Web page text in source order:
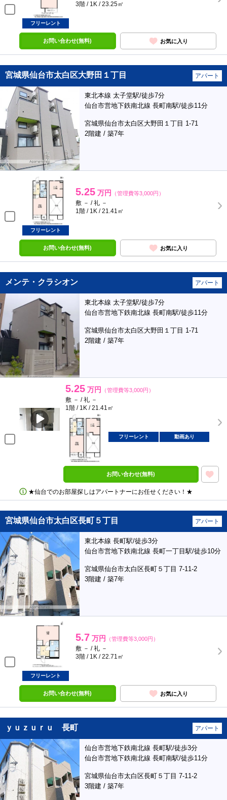
3階 / 1K / 23.25㎡
フリーレント
お問い合わせ(無料) お気に入り
宮城県仙台市太白区大野田１丁目 アパート
東北本線 太子堂駅/徒歩7分
仙台市営地下鉄南北線 長町南駅/徒歩11分
宮城県仙台市太白区大野田１丁目 1-71
2階建 / 築7年
5.25 万円 （管理費等3,000円）
敷 － / 礼 －
1階 / 1K / 21.41㎡
フリーレント
お問い合わせ(無料) お気に入り
メンテ・クラシオン アパート
東北本線 太子堂駅/徒歩7分
仙台市営地下鉄南北線 長町南駅/徒歩11分
宮城県仙台市太白区大野田１丁目 1-71
2階建 / 築7年
5.25 万円 （管理費等3,000円）
敷 － / 礼 －
1階 / 1K / 21.41㎡
フリーレント 動画あり
お問い合わせ(無料)
★仙台でのお部屋探しはアパートナーにお任せください！★
宮城県仙台市太白区長町５丁目 アパート
東北本線 長町駅/徒歩3分
仙台市営地下鉄南北線 長町一丁目駅/徒歩10分
宮城県仙台市太白区長町５丁目 7-11-2
3階建 / 築7年
5.7 万円 （管理費等3,000円）
敷 － / 礼 －
3階 / 1K / 22.71㎡
フリーレント
お問い合わせ(無料) お気に入り
ｙｕｚｕｒｕ 長町 アパート
仙台市営地下鉄南北線 長町駅/徒歩3分
仙台市営地下鉄南北線 長町南駅/徒歩11分
宮城県仙台市太白区長町５丁目 7-11-2
3階建 / 築7年